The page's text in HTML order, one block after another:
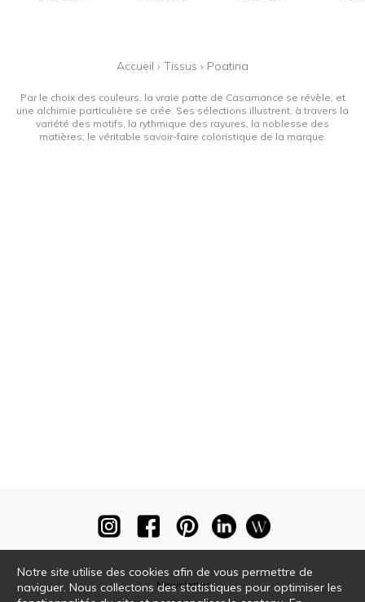
Accueil › Tissus › Poatina
Par le choix des couleurs, la vraie patte de Casamance se révèle, et
une alchimie particulière se crée. Ses sélections illustrent, à travers la
variété des motifs, la rythmique des rayures, la noblesse des
matières, le véritable savoir-faire coloristique de la marque.
Newsletter
Notre site utilise des cookies afin de vous permettre de
naviguer. Nous collectons des statistiques pour optimiser les